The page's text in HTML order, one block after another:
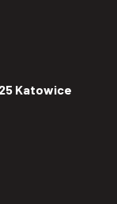
Katowice